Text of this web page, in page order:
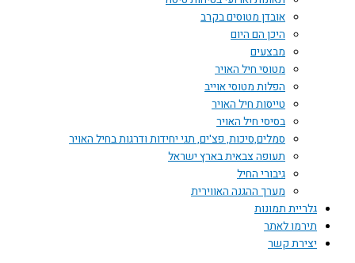
אובדן מטוסים בקרב
היכן הם היום
מבצעים
מטוסי חיל האויר
הפלות מטוסי אוייב
טייסות חיל האויר
בסיסי חיל האויר
סמלים,סיכות, פצ'ים, תגי יחידות ודרגות בחיל האויר
תעופה צבאית בארץ ישראל
גיבורי החיל
מערך ההגנה האווירית
גלריית תמונות
תירמו לאתר
יצירת קשר